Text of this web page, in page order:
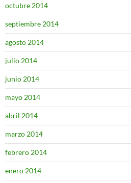
octubre 2014
septiembre 2014
agosto 2014
julio 2014
junio 2014
mayo 2014
abril 2014
marzo 2014
febrero 2014
enero 2014